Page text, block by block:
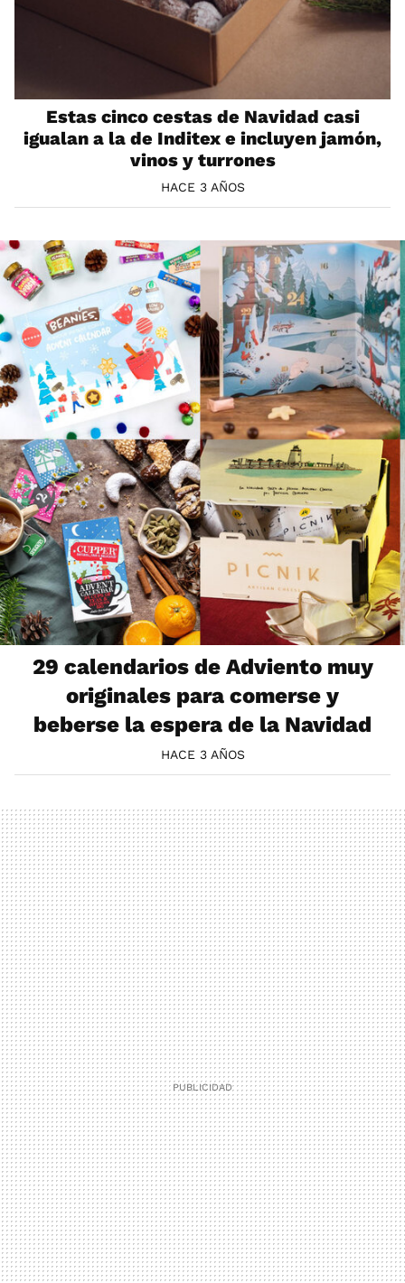
Estas cinco cestas de Navidad casi
igualan a la de Inditex e incluyen jamón,
vinos y turrones
HACE 3 AÑOS
29 calendarios de Adviento muy
originales para comerse y
beberse la espera de la Navidad
HACE 3 AÑOS